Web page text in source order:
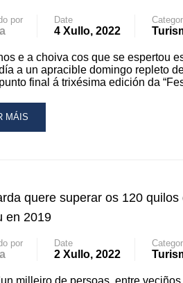
por Date
4 Xullo, 2022
e a choiva cos que se espertou
a un apracible domingo repleto
final á trixésima edición da
MÁIS
quere superar os 120
en 2019
por Date
2 Xullo, 2022
milleiro de persoas, entre